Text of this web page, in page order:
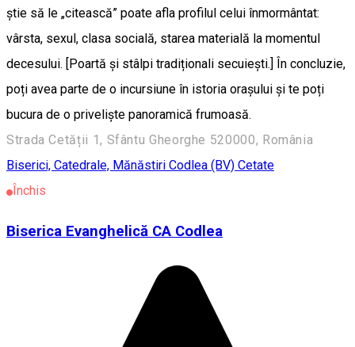
știe să le „citească” poate afla profilul celui înmormântat:
vârsta, sexul, clasa socială, starea materială la momentul
decesului. [Poartă și stâlpi tradiționali secuiești.] În concluzie,
poți avea parte de o incursiune în istoria orașului și te poți
bucura de o priveliște panoramică frumoasă.
Strada Cetății 1, Sfântu Gheorghe 520000, România
Biserici, Catedrale, Mănăstiri Codlea (BV) Cetate
Închis
Biserica Evanghelică CA Codlea